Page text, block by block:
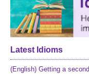
Latest Idioms
(English) Getting a